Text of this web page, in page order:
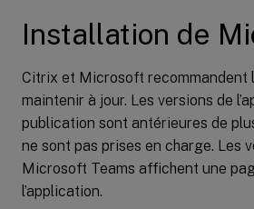
Installation de
Citrix et Microsoft recommandent
maintenir à jour. Les versions de
publication sont antérieures de
ne sont pas prises en charge. Les
Microsoft Teams affichent une
l’application.